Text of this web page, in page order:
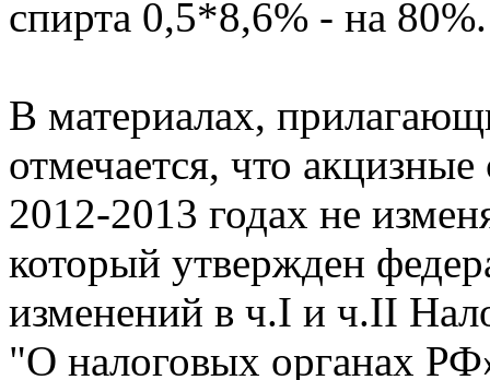
спирта 0,5*8,6% - на 80%.
В материалах,
отмечается, что
2012-2013 годах не
который утвержден
изменений в ч.I и ч.II
"О налоговых органах